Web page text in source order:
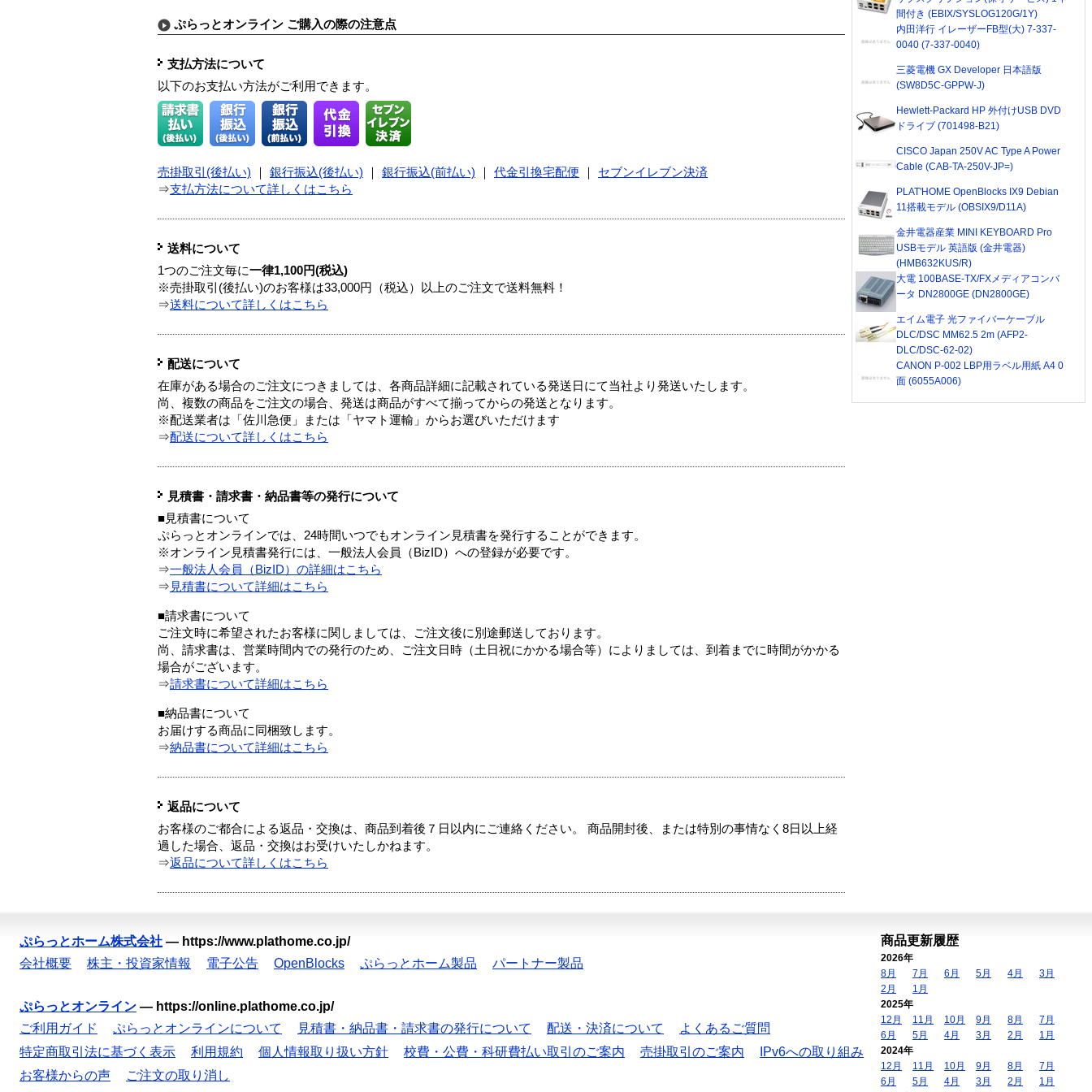
ぷらっとオンライン ご購入の際の注意点
支払方法について
以下のお支払い方法がご利用できます。
売掛取引(後払い) 銀行振込(後払い) 銀行振込(前払い) 代金引換宅配便
セブンイレブン決済
⇒支払方法について詳しくはこちら
送料について
1つのご注文毎に一律1,100円(税込)
※売掛取引(後払い)のお客様は33,000円（税込）以上のご注文で送料無料！
⇒送料について詳しくはこちら
配送について
在庫がある場合のご注文につきましては、各商品詳細に記載されている発送日にて当社より発送いたします。
尚、複数の商品をご注文の場合、発送は商品がすべて揃ってからの発送となります。
※配送業者は「佐川急便」または「ヤマト運輸」からお選びいただけます
⇒配送について詳しくはこちら
見積書・請求書・納品書等の発行について
■見積書について
ぷらっとオンラインでは、24時間いつでもオンライン見積書を発行することができます。
※オンライン見積書発行には、一般法人会員（BizID）への登録が必要です。
⇒一般法人会員（BizID）の詳細はこちら
⇒ 見積書について詳細はこちら
■請求書について
ご注文時に希望されたお客様に関しましては、ご注文後に別途郵送しております。
尚、請求書は、営業時間内での発行のため、ご注文日時（土日祝にかかる場合等）によりましては、到着までに時間がかかる
場合がございます。
⇒請求書について詳細はこちら
■納品書について
お届けする商品に同梱致します。
⇒納品書について詳細はこちら
返品について
お客様のご都合による返品・交換は、商品到着後７日以内にご連絡ください。 商品開封後、または特別の事情なく8日以上経
過した場合、返品・交換はお受けいたしかねます。
⇒返品について詳しくはこちら
間付き (EBIX/SYSLOG120G/1Y)
内田洋行 イレーザーFB型(大) 7-337-
0040 (7-337-0040)
三菱電機 GX Developer 日本語版
(SW8D5C-GPPW-J)
Hewlett-Packard HP 外付けUSB DVD
ドライブ (701498-B21)
CISCO Japan 250V AC Type A Power
Cable (CAB-TA-250V-JP=)
PLAT'HOME OpenBlocks IX9 Debian
11搭載モデル (OBSIX9/D11A)
金井電器産業 MINI KEYBOARD Pro
USBモデル 英語版 (金井電器)
(HMB632KUS/R)
大電 100BASE-TX/FXメディアコンバ
ータ DN2800GE (DN2800GE)
エイム電子 光ファイバーケーブル
DLC/DSC MM62.5 2m (AFP2-
DLC/DSC-62-02)
CANON P-002 LBP用ラベル用紙 A4 0
面 (6055A006)
ぷらっとホーム株式会社 — https://www.plathome.co.jp/
会社概要
株主・投資家情報 電子公告 OpenBlocks ぷらっとホーム製品 パートナー製品
ぷらっとオンライン — https://online.plathome.co.jp/
ご利用ガイド
ぷらっとオンラインについて 見積書・納品書・請求書の発行について 配送・決済について
よくあるご質問
特定商取引法に基づく表示
利用規約 個人情報取り扱い方針 校費・公費・科研費払い取引のご案内 売掛取引のご案内
IPv6への取り組み
お客様からの声
ご注文の取り消し
商品更新履歴
2026年
8月
7月 6月 5月 4月
3月
2月
1月
2025年
12月
11月 10月 9月 8月
7月
6月
5月 4月 3月 2月
1月
2024年
12月
11月 10月 9月 8月
7月
6月
5月 4月 3月 2月
1月